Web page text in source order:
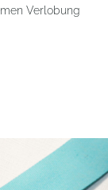
Verlobung